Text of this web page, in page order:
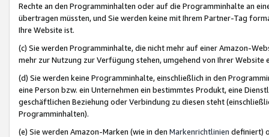
Rechte an den Programminhalten oder auf die Programminhalte an
übertragen müssten, und Sie werden keine mit Ihrem Partner-Tag
Ihre Website ist.
(c) Sie werden Programminhalte, die nicht mehr auf einer Amazon-
mehr zur Nutzung zur Verfügung stehen, umgehend von Ihrer
(d) Sie werden keine Programminhalte, einschließlich in den
eine Person bzw. ein Unternehmen ein bestimmtes Produkt, eine
geschäftlichen Beziehung oder Verbindung zu diesen steht
Programminhalten).
(e) Sie werden Amazon-Marken (wie in den Markenrichtlinien definiert)